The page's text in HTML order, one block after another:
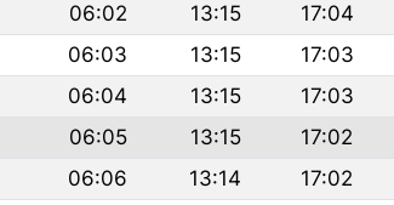
06:02 13:15 17:04
06:03 13:15 17:03
06:04 13:15 17:03
06:05 13:15 17:02
06:06 13:14 17:02